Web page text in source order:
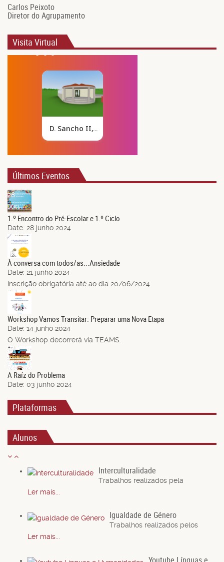
Carlos Peixoto
Diretor do Agrupamento
Visita Virtual
Últimos Eventos
28
Jun.
1.º Encontro do Pré-Escolar e 1.º Ciclo
Date: 28 junho 2024
21
Jun.
À conversa com todos/as...Ansiedade
Date: 21 junho 2024
Inscrição obrigatória até ao dia 20/06/2024
Jun.
Workshop Vamos Transitar: Preparar uma Nova Etapa
Date: 14 junho 2024
O Workshop decorrerá via TEAMS.
03
Jun.
A Raíz do Problema
Date: 03 junho 2024
Plataformas
Alunos
Interculturalidade
Trabalhos realizados pela
Ler mais...
Igualdade de Género
Trabalhos realizados pelos
Ler mais...
Youtube Línguas e